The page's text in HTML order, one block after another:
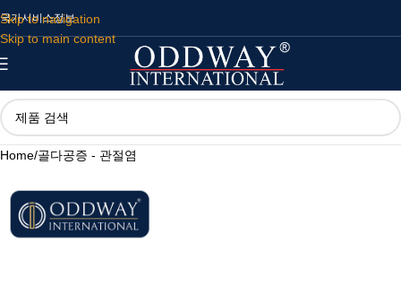
Skip to navigation
Skip to main content
국가서비스정보
Home/골다공증 - 관절염